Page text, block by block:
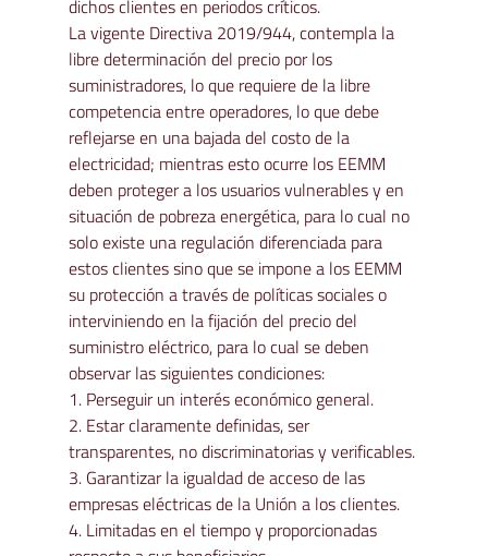
dichos clientes en periodos críticos.
La vigente Directiva 2019/944, contempla la
libre determinación del precio por los
suministradores, lo que requiere de la libre
competencia entre operadores, lo que debe
reflejarse en una bajada del costo de la
electricidad; mientras esto ocurre los EEMM
deben proteger a los usuarios vulnerables y en
situación de pobreza energética, para lo cual no
solo existe una regulación diferenciada para
estos clientes sino que se impone a los EEMM
su protección a través de políticas sociales o
interviniendo en la fijación del precio del
suministro eléctrico, para lo cual se deben
observar las siguientes condiciones:
1. Perseguir un interés económico general.
2. Estar claramente definidas, ser
transparentes, no discriminatorias y verificables.
3. Garantizar la igualdad de acceso de las
empresas eléctricas de la Unión a los clientes.
4. Limitadas en el tiempo y proporcionadas